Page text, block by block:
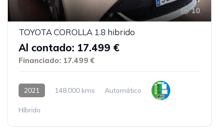
10
TOYOTA COROLLA 1.8 hibrido
Al contado: 17.499 €
Financiado: 17.499 €
2021 148.000 kms Automático
Híbrido